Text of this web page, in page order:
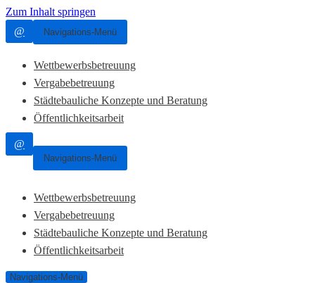
Zum Inhalt springen
@
Navigations-Menü
Wettbewerbsbetreuung
Vergabebetreuung
Städtebauliche Konzepte und Beratung
Öffentlichkeitsarbeit
@
Navigations-Menü
Wettbewerbsbetreuung
Vergabebetreuung
Städtebauliche Konzepte und Beratung
Öffentlichkeitsarbeit
Navigations-Menü